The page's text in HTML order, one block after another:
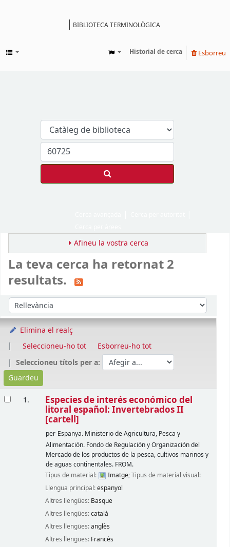
BIBLIOTECA TERMINOLÒGICA
Historial de cerca Esborreu
Afineu la vostra cerca
La teva cerca ha retornat 2
resultats.
Ordeneu per:
Elimina el realç
Seleccioneu-ho tot
Esborreu-ho tot
Seleccioneu títols per a:
1. Especies de interés económico del
litoral español: Invertebrados II
[cartell]
per Espanya. Ministerio de Agricultura, Pesca y
Alimentación. Fondo de Regulación y Organización del
Mercado de los productos de la pesca, cultivos marinos y
de aguas continentales. FROM.
Tipus de material:
Imatge; Tipus de material visual:
Llengua principal:espanyol
Altres llengües: Basque
Altres llengües:català
Altres llengües:anglès
Altres llengües: Francès